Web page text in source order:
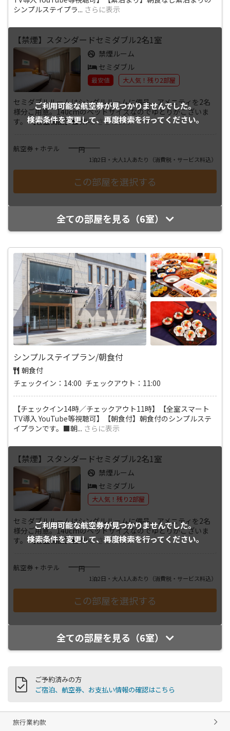
シンプルステイプラ... さらに表示
ご利用可能な航空券が見つかりませんでした。
検索条件を変更して、再度検索を行ってください。
【禁煙】スタンダードセミダブル2名1室
禁煙ルーム
セミダブル
最安値 大人気！残り2部屋
セミダブルルームはシングルルームに備品、アメニティを2名
様分ご用意。140cmのベッドサイズなのでゆとりがございま
す。 【客室備品】■Wi-...さらに表示
航空券 + ホテル ――――円
1泊2日・大人1人あたり （消費税・サービス料込）
全ての部屋を見る（6室）
シンプルステイプラン/朝食付
朝食付
チェックイン：14:00 チェックアウト：11:00
【チェックイン14時／チェックアウト11時】【全室スマート
TV導入 YouTube等視聴可】【朝食付】朝食付のシンプルステ
イプランです。■朝... さらに表示
ご利用可能な航空券が見つかりませんでした。
検索条件を変更して、再度検索を行ってください。
【禁煙】スタンダードセミダブル2名1室
禁煙ルーム
セミダブル
大人気！残り2部屋
セミダブルルームはシングルルームに備品、アメニティを2名
様分ご用意。140cmのベッドサイズなのでゆとりがございま
す。 【客室備品】■Wi-...さらに表示
航空券 + ホテル ――――円
1泊2日・大人1人あたり （消費税・サービス料込）
全ての部屋を見る（6室）
ご予約済みの方
ご宿泊、航空券、お支払い情報の確認はこちら
旅行業約款